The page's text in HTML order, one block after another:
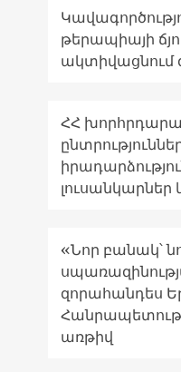
թերապիայի
ակտիվացնում
ՀՀ
լուսանկարներ
«Նոր բանակ՝
զորահանդես
առթիվ